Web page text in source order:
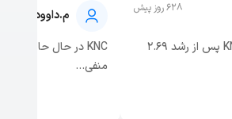
628 روز پیش
در حال حاضر ارز دیجیتال KNC پس از رشد 2.69
م.داوودی
منفی...